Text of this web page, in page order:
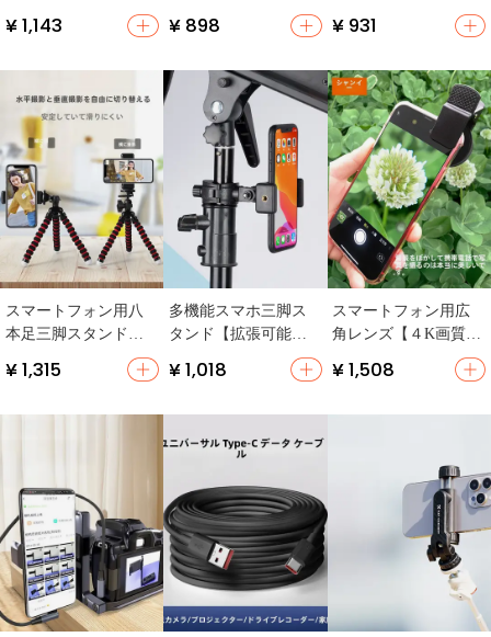
【第一人称視点・運
¥ 1,143
ド【GoPro対応・ミニ
サイズ・アウトドア
¥ 898
スマートフォン・一
眼レフカメラ用・自
ドヘルド撮影】
¥ 931
スマートフォン用八
本足三脚スタンド
定・カメラ・安定性
¥ 1,315
多機能スマホ三脚ス
タンド【拡張可能・
固定クリップ・アウ
トドア対応】（セッ
¥ 1,018
スマートフォン用広
角レンズ【４K画質・
プロフェッショナル
撮影・Apple/Huawei対
¥ 1,508